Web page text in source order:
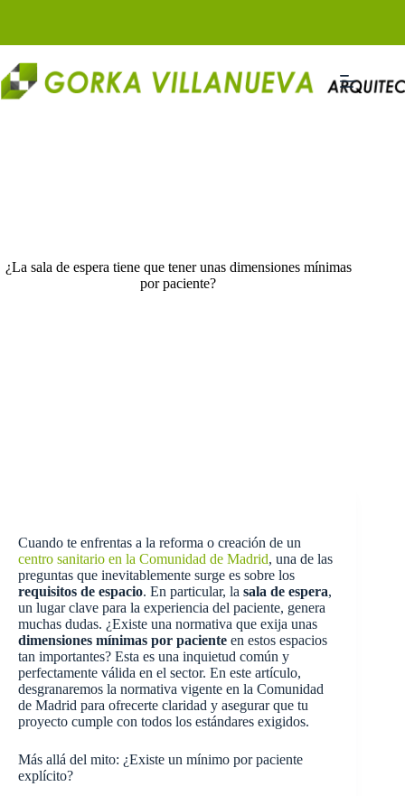
¿La sala de espera tiene que tener unas dimensiones mínimas
por paciente?
Cuando te enfrentas a la reforma o creación de un
centro sanitario en la Comunidad de Madrid, una de las
preguntas que inevitablemente surge es sobre los
requisitos de espacio. En particular, la sala de espera,
un lugar clave para la experiencia del paciente, genera
muchas dudas. ¿Existe una normativa que exija unas
dimensiones mínimas por paciente en estos espacios
tan importantes? Esta es una inquietud común y
perfectamente válida en el sector. En este artículo,
desgranaremos la normativa vigente en la Comunidad
de Madrid para ofrecerte claridad y asegurar que tu
proyecto cumple con todos los estándares exigidos.
Más allá del mito: ¿Existe un mínimo por paciente
explícito?